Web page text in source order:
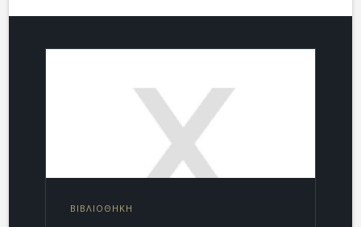
ΒΙΒΛΙΟΘΗΚΗ